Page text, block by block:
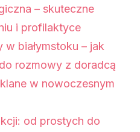
– skuteczne
i profilaktyce
białymstoku – jak
rozmowy z doradcą
w nowoczesnym
od prostych do